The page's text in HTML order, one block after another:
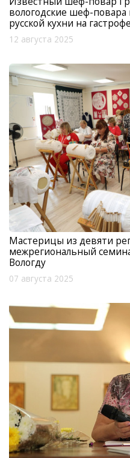
вологодские шеф-повара
русской кухни на
12 августа 2025
Мастерицы из девяти
межрегиональный
Вологду
07 августа 2025